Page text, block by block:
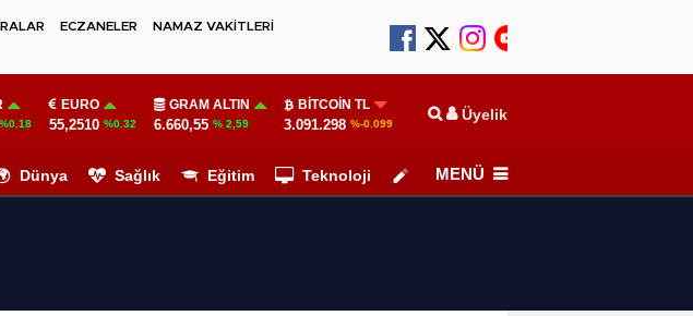
ECZANELER
NAMAZ VAKİTLERİ
%0.18
EURO
55,2510 %0.32
GRAM ALTIN
6.660,55 % 2,59
BITCOIN TL
3.091.298 %-0.099 Üyelik
Dünya Sağlık Eğitim Teknoloji Köşe Yazarları
MENÜ